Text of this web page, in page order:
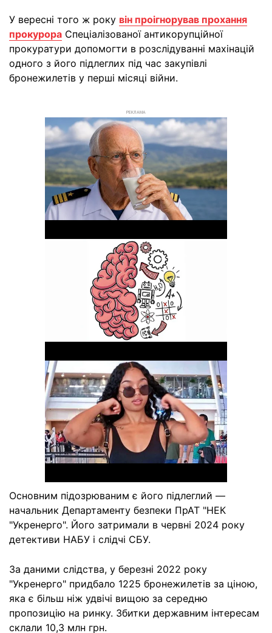
У вересні того ж року він проігнорував прохання
прокурора Спеціалізованої антикорупційної
прокуратури допомогти в розслідуванні махінацій
одного з його підлеглих під час закупівлі
бронежилетів у перші місяці війни.
РЕКЛАМА
Основним підозрюваним є його підлеглий —
начальник Департаменту безпеки ПрАТ "НЕК
"Укренерго". Його затримали в червні 2024 року
детективи НАБУ і слідчі СБУ.
За даними слідства, у березні 2022 року
"Укренерго" придбало 1225 бронежилетів за ціною,
яка є більш ніж удвічі вищою за середню
пропозицію на ринку. Збитки державним інтересам
склали 10,3 млн грн.